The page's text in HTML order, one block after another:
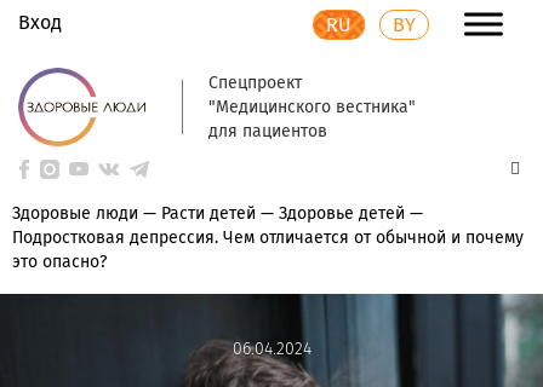
Вход RU BY
Спецпроект
"Медицинского вестника"
для пациентов
Здоровые люди — Расти детей — Здоровье детей —
Подростковая депрессия. Чем отличается от обычной и почему
это опасно?
06.04.2024
06.04.2024